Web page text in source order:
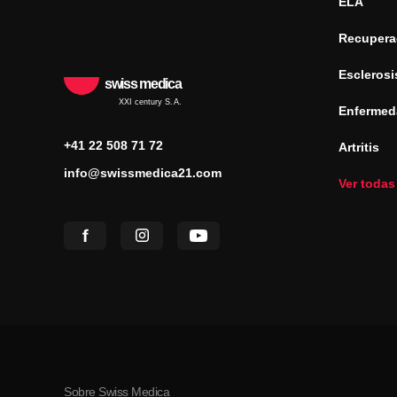
swiss medica
XXI century S.A.
+41 22 508 71 72
info@swissmedica21.com
Artritis
Ver
Sobre Swiss Medica